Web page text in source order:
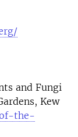
and Fungi
Kew
the-